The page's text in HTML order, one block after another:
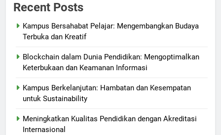
Recent Posts
Kampus Bersahabat Pelajar: Mengembangkan Budaya
Terbuka dan Kreatif
Blockchain dalam Dunia Pendidikan: Mengoptimalkan
Keterbukaan dan Keamanan Informasi
Kampus Berkelanjutan: Hambatan dan Kesempatan
untuk Sustainability
Meningkatkan Kualitas Pendidikan dengan Akreditasi
Internasional